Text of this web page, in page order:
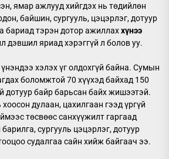
ямар ажлууд хийгдэх нь төдийлөн
байшин, сургууль, цэцэрлэг, дотуур
бариад тэрэн дотор ажиллаххүнээ
дэвшил яриад хэрэггүй л болов уу.
хэлэх үг олдохгүй байна. Сумын
боломжтой 70 хүүхэд байхад 150
дотуур байр барьсан байх жишээтэй.
дулаан, цахилгаан гээд үргүй
төсвөөс санхүүжилт гаргаад
сургууль цэцэрлэг, дотуур
судалгаа сайн хийж байгаач ээ.